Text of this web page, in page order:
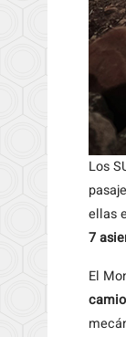
Los
ellas
7
El